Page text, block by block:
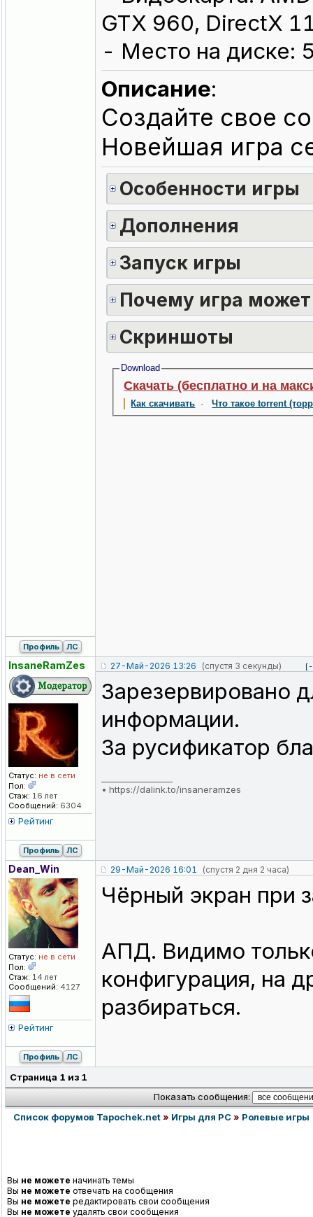
GTX 960, DirectX
- Место на диске:
Описание:
Создайте свое
Новейшая игра
Особенности игры
Дополнения
Запуск игры
Почему игра может
Скриншоты
Download
Скачать (бесплатно и на
Как скачивать ·Что такое torrent
Профиль ЛС
InsaneRamZes
Статус: не в сети
Пол:
Стаж: 16 лет
Сообщений: 6304
Рейтинг
27-Май-2026 13:26 (спустя 3 секунды)
Зарезервировано
информации.
За русификатор
• https://dalink.to/insaneramzes
Профиль ЛС
Dean_Win
Статус: не в сети
Пол:
Стаж: 14 лет
Сообщений: 4127
Рейтинг
29-Май-2026 16:01 (спустя 2 дня 2 часа)
Чёрный экран при
АПД. Видимо
конфигурация, на
разбираться.
Профиль ЛС
Страница 1 из 1
Показать сообщения:
Список форумов Tapochek.net» Игры для PC» Ролевые игры
Вы не можете начинать темы
Вы не можете отвечать на сообщения
Вы не можете редактировать свои сообщения
Вы не можете удалять свои сообщения